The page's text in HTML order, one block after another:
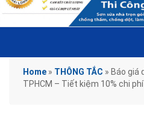
Home » THÔNG TẮC » Báo giá
TPHCM – Tiết kiệm 10% chi phí